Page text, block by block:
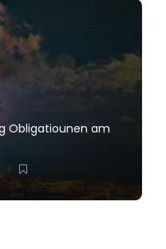
Obligatiounen am